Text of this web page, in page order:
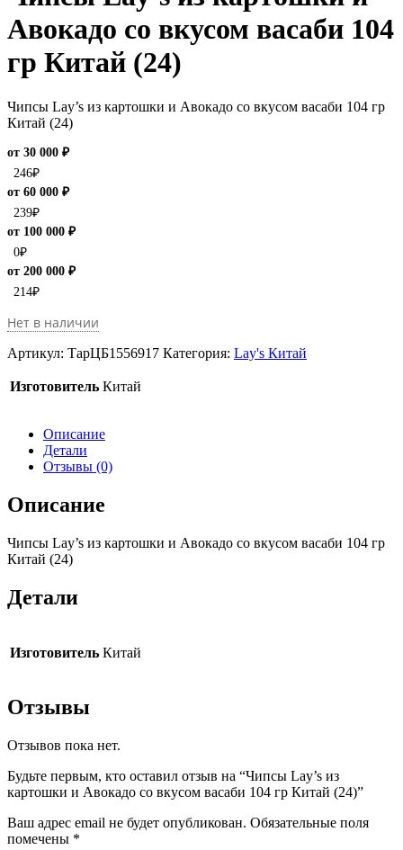
Авокадо со вкусом васаби 104
гр Китай (24)
Чипсы Lay’s из картошки и Авокадо со вкусом васаби 104 гр
Китай (24)
от 30 000 ₽
246₽
от 60 000 ₽
239₽
от 100 000 ₽
0₽
от 200 000 ₽
214₽
Нет в наличии
Артикул: ТарЦБ1556917 Категория: Lay's Китай
Изготовитель Китай
Описание
Детали
Отзывы (0)
Описание
Чипсы Lay’s из картошки и Авокадо со вкусом васаби 104 гр
Китай (24)
Детали
Изготовитель Китай
Отзывы
Отзывов пока нет.
Будьте первым, кто оставил отзыв на “Чипсы Lay’s из
картошки и Авокадо со вкусом васаби 104 гр Китай (24)”
Ваш адрес email не будет опубликован. Обязательные поля
помечены *